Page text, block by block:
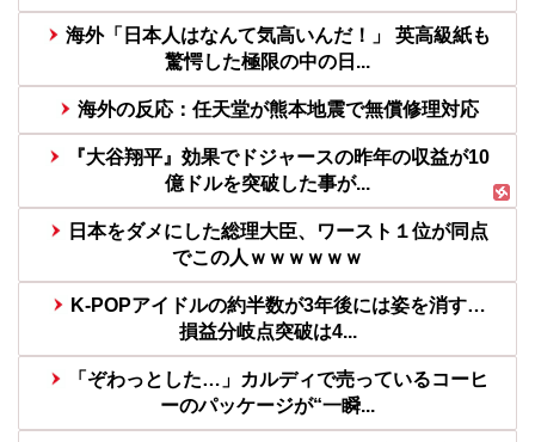
海外「日本人はなんて気高いんだ！」 英高級紙も
驚愕した極限の中の日...
海外の反応：任天堂が熊本地震で無償修理対応
『大谷翔平』効果でドジャースの昨年の収益が10
億ドルを突破した事が...
日本をダメにした総理大臣、ワースト１位が同点
でこの人ｗｗｗｗｗｗ
K-POPアイドルの約半数が3年後には姿を消す…
損益分岐点突破は4...
「ぞわっとした…」カルディで売っているコーヒ
ーのパッケージが“一瞬...